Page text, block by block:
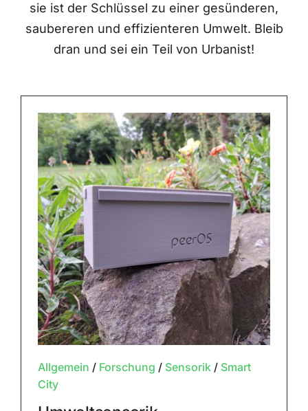
sie ist der Schlüssel zu einer gesünderen,
saubereren und effizienteren Umwelt. Bleib
dran und sei ein Teil von Urbanist!
Allgemein / Forschung / Sensorik/ Smart
City